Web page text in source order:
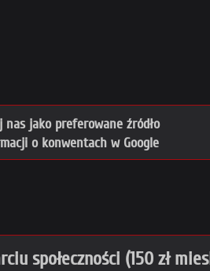
nas jako preferowane źródło
o konwentach w Google
społeczności (150 zł